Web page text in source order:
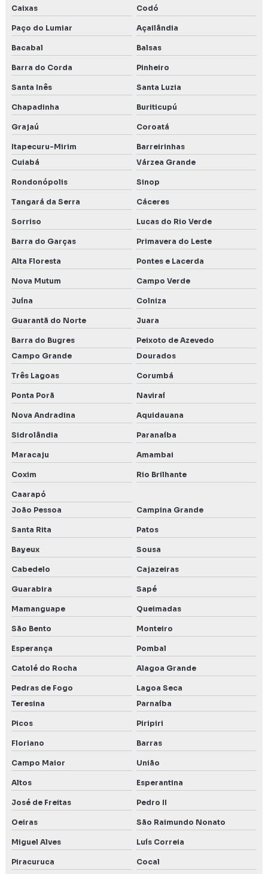
Caixas Codó
Paço do Lumiar Açailândia
Bacabal Balsas
Barra do Corda Pinheiro
Santa Inês Santa Luzia
Chapadinha Buriticupú
Grajaú Coroatá
Itapecuru-Mirim
Barreirinhas
Cuiabá
Várzea Grande
Rondonópolis Sinop
Tangará da Serra Cáceres
Sorriso Lucas do Rio Verde
Barra do Garças Primavera do Leste
Alta Floresta Pontes e Lacerda
Nova Mutum Campo Verde
Juína Colniza
Guarantã do Norte Juara
Barra do Bugres
Peixoto de Azevedo
Campo Grande
Dourados
Três Lagoas Corumbá
Ponta Porã Naviraí
Nova Andradina Aquidauana
Sidrolândia Paranaíba
Maracaju Amambai
Coxim Rio Brilhante
Caarapó
João Pessoa
Campina Grande
Santa Rita Patos
Bayeux Sousa
Cabedelo Cajazeiras
Guarabira Sapé
Mamanguape Queimadas
São Bento Monteiro
Esperança Pombal
Catolé do Rocha Alagoa Grande
Pedras de Fogo
Lagoa Seca
Teresina
Parnaíba
Picos Piripiri
Floriano Barras
Campo Maior União
Altos Esperantina
José de Freitas Pedro II
Oeiras São Raimundo Nonato
Miguel Alves Luís Correia
Piracuruca Cocal